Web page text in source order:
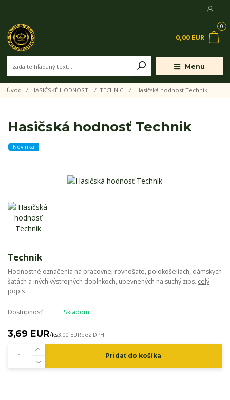
Menu
0
0,00 EUR
Úvod HASIČSKÉ HODNOSTI TECHNICI Hasičská hodnosť Technik
Hasičská hodnosť Technik
Novinka
Technik
Hodnostné označenia na pracovnej rovnošate, polokošeliach, dámskych
šatách a iných výstrojných doplnkoch, upevnených na suchý zips. celý
popis
Dostupnosť Skladom
3,69 EUR/ks3,00 EURbez DPH
Pridať do košíka